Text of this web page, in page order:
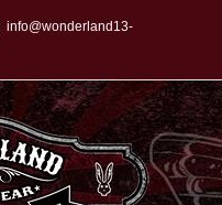
info@wonderland13-